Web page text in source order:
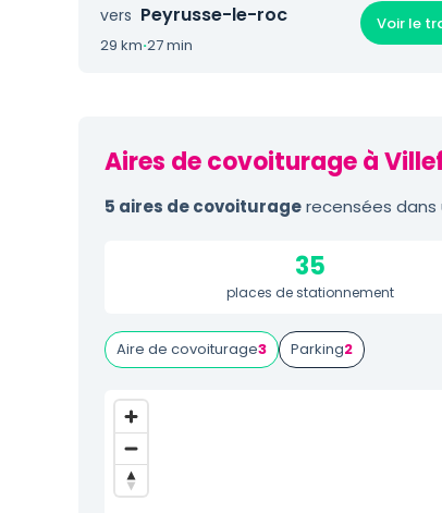
vers Peyrusse-le-roc
29 km·27 min
Voir le
Aires de covoiturage à
5 aires de covoituragerecensées dans
35
places de stationnement
Aire de covoiturage3 Parking2